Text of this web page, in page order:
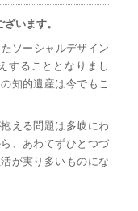
います。
ソーシャルデザイン
することとなりまし
知的遺産は今でもこ
える問題は多岐にわ
、あわてずひとつづ
が実り多いものにな